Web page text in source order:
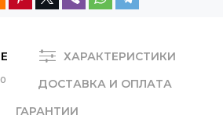
ХАРАКТЕРИСТИКИ
0
ДОСТАВКА И ОПЛАТА
ГАРАНТИИ